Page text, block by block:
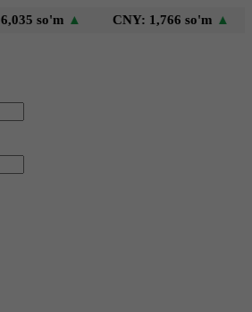
so'm▲ CNY: 1,766 so'm▲